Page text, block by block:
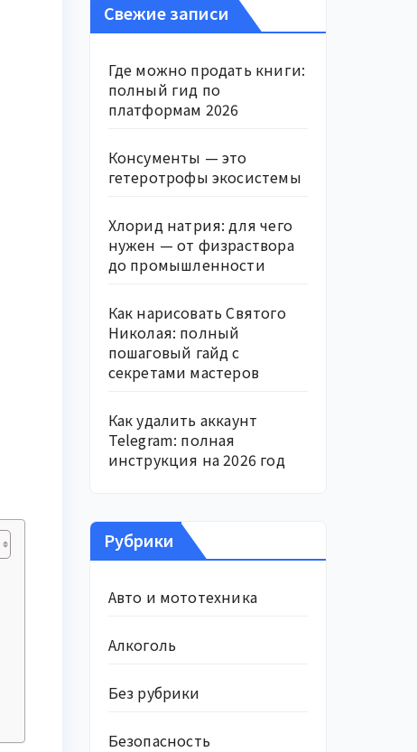
Свежие записи
Где можно продать книги:
полный гид по
платформам 2026
Консументы — это
гетеротрофы экосистемы
Хлорид натрия: для чего
нужен — от физраствора
до промышленности
Как нарисовать Святого
Николая: полный
пошаговый гайд с
секретами мастеров
Как удалить аккаунт
Telegram: полная
инструкция на 2026 год
Рубрики
Авто и мототехника
Алкоголь
Без рубрики
Безопасность